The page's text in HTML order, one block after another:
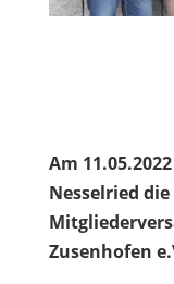
Am
Nesselried
Zusenhofen